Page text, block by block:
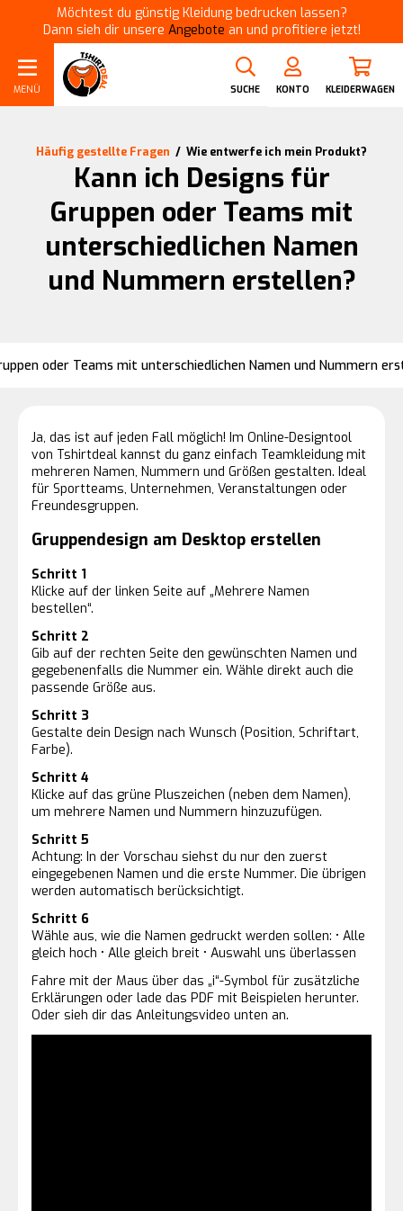
Möchtest du günstig Kleidung bedrucken lassen?
Dann sieh dir unsere Angebote an und profitiere jetzt!
MENÜ SUCHE KONTO KLEIDERWAGEN
Häufig gestellte Fragen / Wie entwerfe ich mein Produkt?
Kann ich Designs für
Gruppen oder Teams mit
unterschiedlichen Namen
und Nummern erstellen?
Ja, das ist auf jeden Fall möglich! Im Online-Designtool
von Tshirtdeal kannst du ganz einfach Teamkleidung mit
mehreren Namen, Nummern und Größen gestalten. Ideal
für Sportteams, Unternehmen, Veranstaltungen oder
Freundesgruppen.
Gruppendesign am Desktop erstellen
Schritt 1
Klicke auf der linken Seite auf „Mehrere Namen
bestellen“.
Schritt 2
Gib auf der rechten Seite den gewünschten Namen und
gegebenenfalls die Nummer ein. Wähle direkt auch die
passende Größe aus.
Schritt 3
Gestalte dein Design nach Wunsch (Position, Schriftart,
Farbe).
Schritt 4
Klicke auf das grüne Pluszeichen (neben dem Namen),
um mehrere Namen und Nummern hinzuzufügen.
Schritt 5
Achtung: In der Vorschau siehst du nur den zuerst
eingegebenen Namen und die erste Nummer. Die übrigen
werden automatisch berücksichtigt.
Schritt 6
Wähle aus, wie die Namen gedruckt werden sollen: • Alle
gleich hoch • Alle gleich breit • Auswahl uns überlassen
Fahre mit der Maus über das „i“-Symbol für zusätzliche
Erklärungen oder lade das PDF mit Beispielen herunter.
Oder sieh dir das Anleitungsvideo unten an.